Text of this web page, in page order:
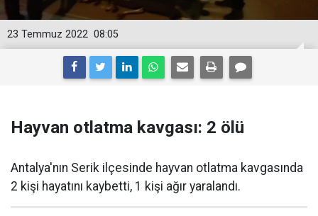
08:05
23 Temmuz 2022
Hayvan otlatma kavgası: 2 ölü
Antalya'nın Serik ilçesinde hayvan otlatma kavgasında
2 kişi hayatını kaybetti, 1 kişi ağır yaralandı.